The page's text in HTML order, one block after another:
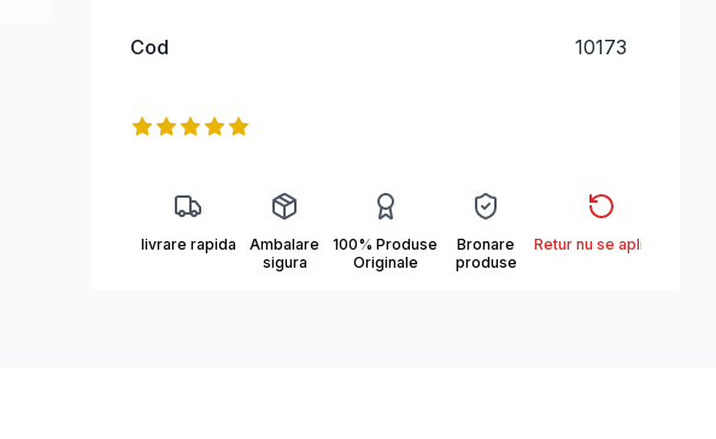
Cod 10173
Информация о продукте
Reviews
5out of 5 stars
livrare rapida
Ambalare
sigura
100% Produse
Originale
Bronare
produse
Retur nu se aplica*